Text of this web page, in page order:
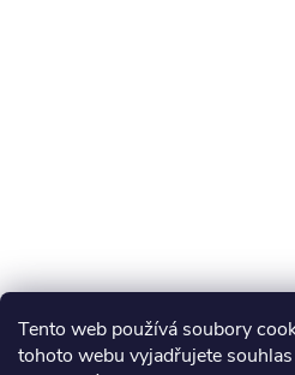
Tento web používá soubory
tohoto webu vyjadřujete